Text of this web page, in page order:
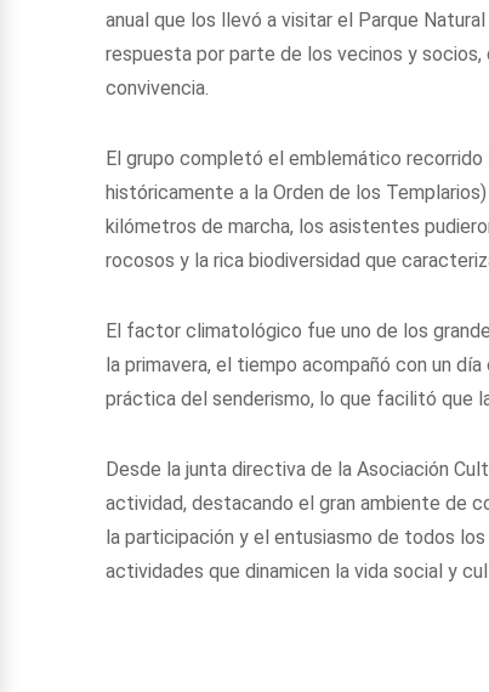
anual que los llevó a visitar el Parque
respuesta por parte de los vecinos y socios,
convivencia.
El grupo completó el emblemático
históricamente a la Orden de los
kilómetros de marcha, los asistentes
rocosos y la rica biodiversidad que
El factor climatológico fue uno de los
la primavera, el tiempo acompañó con un
práctica del senderismo, lo que facilitó que
Desde la junta directiva de la Asociación
actividad, destacando el gran ambiente de
la participación y el entusiasmo de todos
actividades que dinamicen la vida social y